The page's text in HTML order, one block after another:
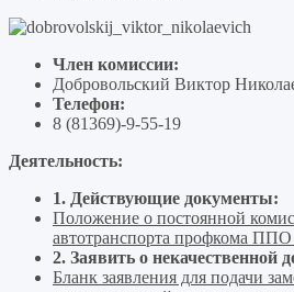
Член комиссии:
Добровольский Виктор
Телефон:
8 (81369)-9-55-19
Деятельность:
1. Действующие документы:
Положение о постоянной
автотранспорта профкома
2. Заявить о некачественной
Бланк заявления для подачи